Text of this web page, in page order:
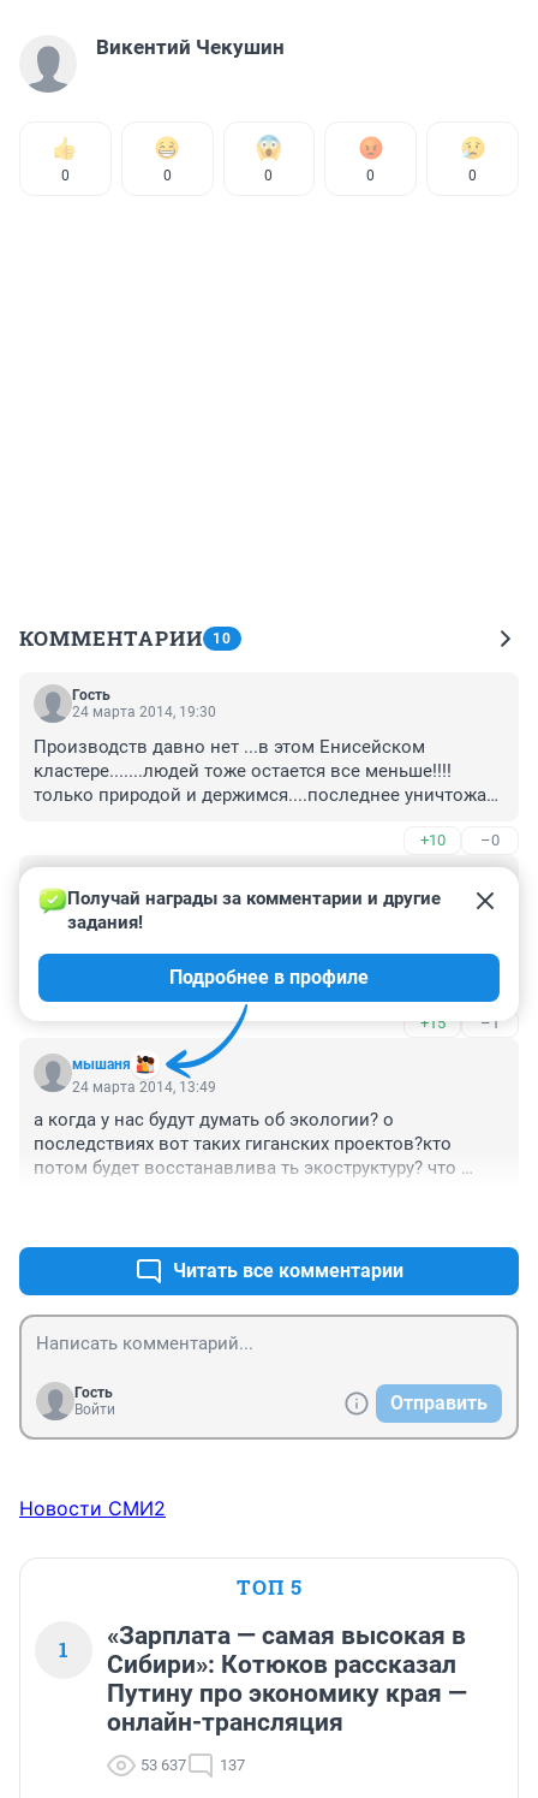
Викентий Чекушин
0 0 0 0 0
КОММЕНТАРИИ 10
Гость
24 марта 2014, 19:30
Производств давно нет ...в этом Енисейском
кластере.......людей тоже остается все меньше!!!!
только природой и держимся....последнее уничтожат,
+10 –0
24 марта 2014, 15:31
Это просто ФИНИШ. От некогда былой Ангары
осталось одно болото, куда дальше-то??? Ценные
породы рыб, которые там веками водились, теперь
только по учебникам можно изучать. Кто принимает
такие необдуманные решения, изничтожая уже и так
загубленную реку???
+15 –1
мышаня
Получай награды за комментарии и другие
задания!
Подробнее в профиле
24 марта 2014, 13:49
а когда у нас будут думать об экологии? о
последствиях вот таких гиганских проектов?кто
потом будет восстанавлива ть экоструктуру? что
Читать все комментарии
Гость
Войти
Отправить
Новости СМИ2
ТОП 5
1
«Зарплата — самая высокая в
Сибири»: Котюков рассказал
Путину про экономику края —
онлайн-трансляция
53 637 137